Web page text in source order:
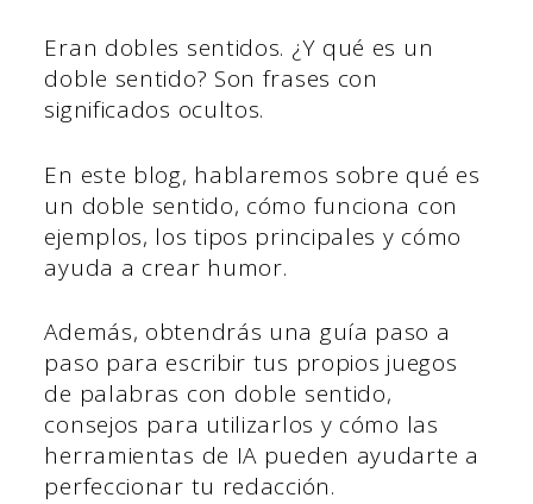
Eran dobles sentidos. ¿Y qué es un
doble sentido? Son frases con
significados ocultos.
En este blog, hablaremos sobre qué es
un doble sentido, cómo funciona con
ejemplos, los tipos principales y cómo
ayuda a crear humor.
Además, obtendrás una guía paso a
paso para escribir tus propios juegos
de palabras con doble sentido,
consejos para utilizarlos y cómo las
herramientas de IA pueden ayudarte a
perfeccionar tu redacción.